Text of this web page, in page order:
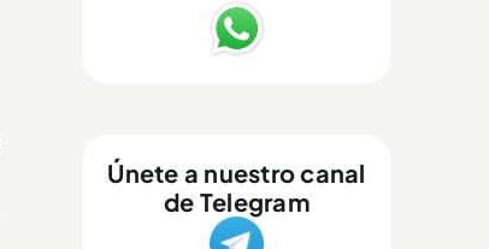
Únete a nuestro canal
de Telegram